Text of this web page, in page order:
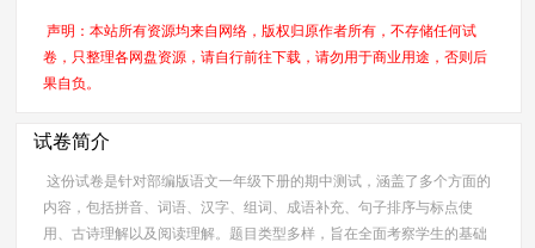
声明：本站所有资源均来自网络，版权归原作者所有，不存储任何试
卷，只整理各网盘资源，请自行前往下载，请勿用于商业用途，否则后
果自负。
试卷简介
这份试卷是针对部编版语文一年级下册的期中测试，涵盖了多个方面的
内容，包括拼音、词语、汉字、组词、成语补充、句子排序与标点使
用、古诗理解以及阅读理解。题目类型多样，旨在全面考察学生的基础